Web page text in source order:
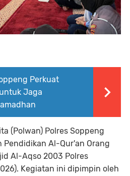
Perkuat
Jaga
(Polwan) Polres Soppeng
Pendidikan Al-Qur'an Orang
Al-Aqso 2003 Polres
Kegiatan ini dipimpin oleh